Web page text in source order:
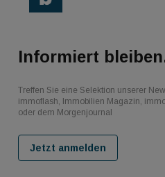
Informiert
Treffen Sie eine Selektion unserer
immoflash, Immobilien Magazin,
oder dem Morgenjournal
Jetzt anmelden